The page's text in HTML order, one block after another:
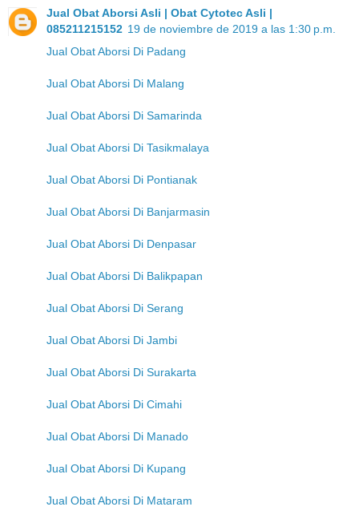
Jual Obat Aborsi Asli | Obat Cytotec Asli |
085211215152 19 de noviembre de 2019 a las 1:30 p.m.
Jual Obat Aborsi Di Padang
Jual Obat Aborsi Di Malang
Jual Obat Aborsi Di Samarinda
Jual Obat Aborsi Di Tasikmalaya
Jual Obat Aborsi Di Pontianak
Jual Obat Aborsi Di Banjarmasin
Jual Obat Aborsi Di Denpasar
Jual Obat Aborsi Di Balikpapan
Jual Obat Aborsi Di Serang
Jual Obat Aborsi Di Jambi
Jual Obat Aborsi Di Surakarta
Jual Obat Aborsi Di Cimahi
Jual Obat Aborsi Di Manado
Jual Obat Aborsi Di Kupang
Jual Obat Aborsi Di Mataram